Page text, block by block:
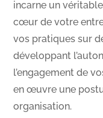
incarne un
cœur de votre
vos pratiques sur
développant
l’engagement de
en œuvre une
organisation.